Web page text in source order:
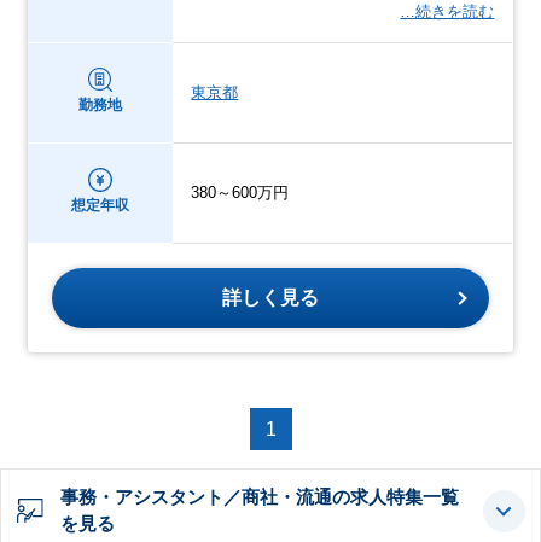
…続きを読む
勤務地
東京都
想定年収
380～600万円
詳しく見る
1
事務・アシスタント／商社・流通の求人特集一覧
を見る